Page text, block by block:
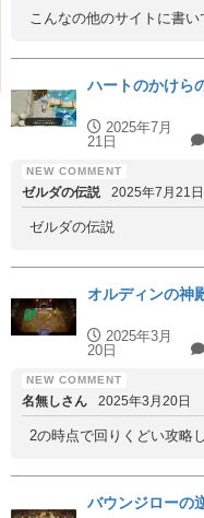
こんなの他のサイトに書
ハートのかけら
2025年7月
21日
ゼルダの伝説 2025年7月21日
ゼルダの伝説
オルディンの神
2025年3月
20日
名無しさん 2025年3月20日
2の時点で回りくどい攻略
バウンジローの